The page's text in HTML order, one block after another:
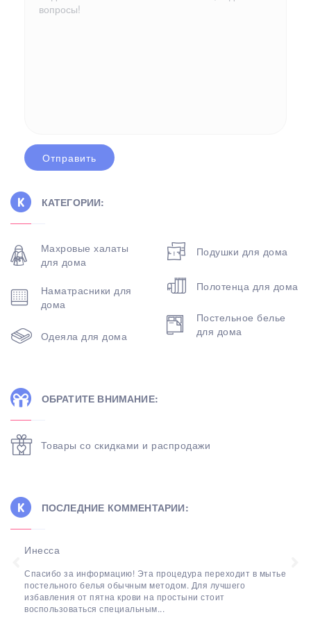
КАТЕГОРИИ:
Махровые халаты
для дома
Наматрасники для
дома
Одеяла для дома
Подушки для дома
Полотенца для дома
Постельное белье
для дома
ОБРАТИТЕ ВНИМАНИЕ:
Товары со скидками и распродажи
ПОСЛЕДНИЕ КОММЕНТАРИИ:
Инесса
Спасибо за информацию! Эта процедура переходит в мытье
постельного белья обычным методом. Для лучшего
избавления от пятна крови на простыни стоит
воспользоваться специальным...